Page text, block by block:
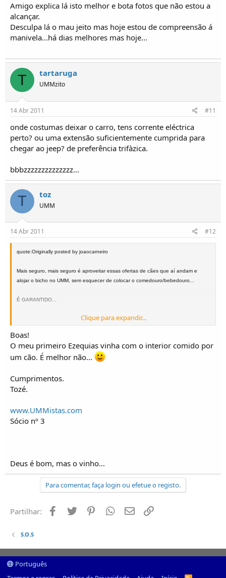
Amigo explica lá isto melhor e bota fotos que não estou a
alcançar.
Desculpa lá o mau jeito mas hoje estou de compreensão á
manivela...há dias melhores mas hoje...
T tartaruga
UMMzito
14 Abr 2011 #11
onde costumas deixar o carro, tens corrente eléctrica
perto? ou uma extensão suficientemente cumprida para
chegar ao jeep? de preferência trifàzica.
bbbzzzzzzzzzzzzzz...
T toz
UMM
14 Abr 2011 #12
quote:Originally posted by joaocarneiro
Mais seguro, mais seguro é aproveitar essas ofertas de cães que aí andam e
alojar o bicho no UMM, sem esquecer de colocar o comedouro/bebedouro...
É GARANTIDO...
JC
::::::::::::::::::::::::::::::::::::::::::::::::::::::::::::::::::::::::::::::::::::::::::::::::::::::::::::::::::::::::::::::::
Participa no Manual de referencia
title=A_Biblia_UMM
Clique para expandir...
Boas!
O meu primeiro Ezequias vinha com o interior comido por
um cão. É melhor não...
Cumprimentos.
Tozé.
www.UMMistas.com
Sócio nº 3
Deus é bom, mas o vinho...
Para comentar, faça login ou efetue o registo.
Partilhar: Facebook
Twitter PinterestWhatsapp
Email
S.O.S
Português